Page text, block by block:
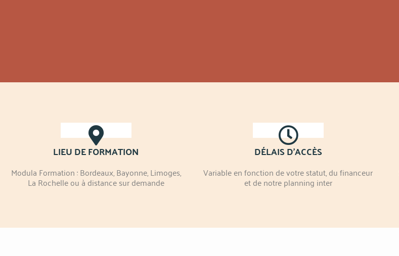
LIEU DE FORMATION
Modula Formation : Bordeaux, Bayonne, Limoges,
La Rochelle ou à distance sur demande
DÉLAIS D'ACCÈS
Variable en fonction de votre statut, du financeur
et de notre planning inter